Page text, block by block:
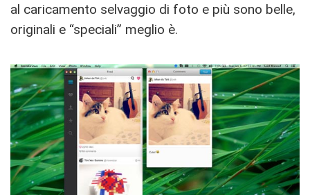
al caricamento selvaggio di foto e più sono belle,
originali e “speciali” meglio è.